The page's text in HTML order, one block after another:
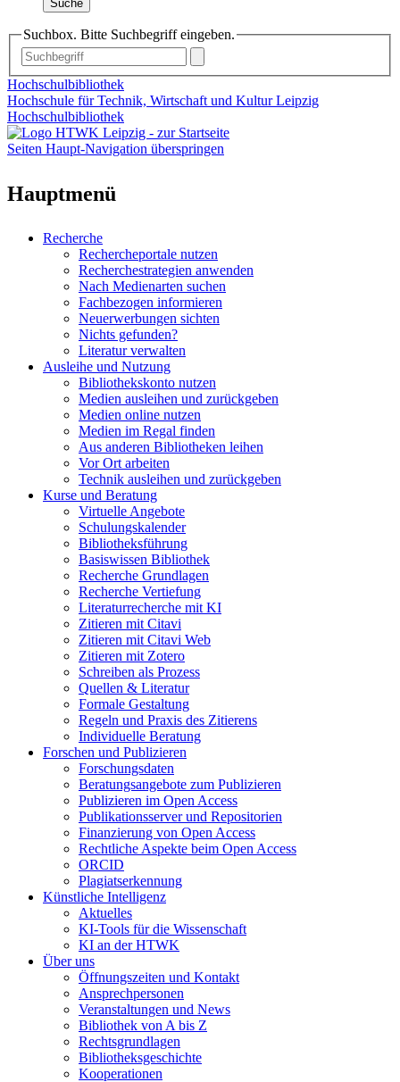
Suche
Suchbox. Bitte Suchbegriff eingeben.
Hochschulbibliothek
Hochschule für Technik, Wirtschaft und Kultur Leipzig
Hochschulbibliothek
Seiten Haupt-Navigation überspringen
Hauptmenü
Recherche
Rechercheportale nutzen
Recherchestrategien anwenden
Nach Medienarten suchen
Fachbezogen informieren
Neuerwerbungen sichten
Nichts gefunden?
Literatur verwalten
Ausleihe und Nutzung
Bibliothekskonto nutzen
Medien ausleihen und zurückgeben
Medien online nutzen
Medien im Regal finden
Aus anderen Bibliotheken leihen
Vor Ort arbeiten
Technik ausleihen und zurückgeben
Kurse und Beratung
Virtuelle Angebote
Schulungskalender
Bibliotheksführung
Basiswissen Bibliothek
Recherche Grundlagen
Recherche Vertiefung
Literaturrecherche mit KI
Zitieren mit Citavi
Zitieren mit Citavi Web
Zitieren mit Zotero
Schreiben als Prozess
Quellen & Literatur
Formale Gestaltung
Regeln und Praxis des Zitierens
Individuelle Beratung
Forschen und Publizieren
Forschungsdaten
Beratungsangebote zum Publizieren
Publizieren im Open Access
Publikationsserver und Repositorien
Finanzierung von Open Access
Rechtliche Aspekte beim Open Access
ORCID
Plagiatserkennung
Künstliche Intelligenz
Aktuelles
KI-Tools für die Wissenschaft
KI an der HTWK
Über uns
Öffnungszeiten und Kontakt
Ansprechpersonen
Veranstaltungen und News
Bibliothek von A bis Z
Rechtsgrundlagen
Bibliotheksgeschichte
Kooperationen